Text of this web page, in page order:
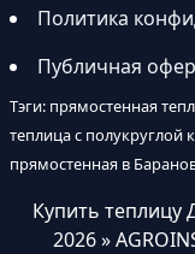
Политика
Публичная
Тэги: прямостенная
теплица с полукруглой
прямостенная в
Купить
2026 »